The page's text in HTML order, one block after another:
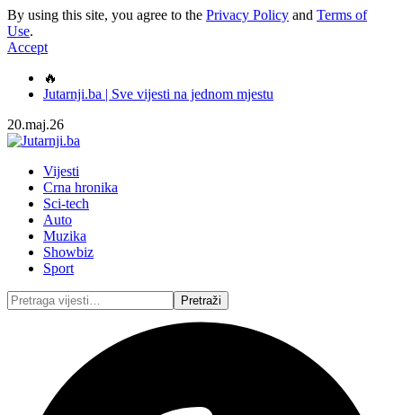
By using this site, you agree to the Privacy Policy and Terms of
Use.
Accept
🔥
Jutarnji.ba | Sve vijesti na jednom mjestu
20.maj.26
Vijesti
Crna hronika
Sci-tech
Auto
Muzika
Showbiz
Sport